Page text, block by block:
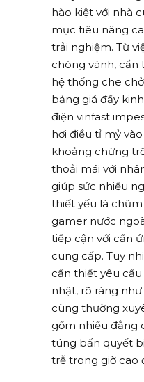
hào kiệt với nhà
mục tiêu nâng
trải nghiệm. Từ
chóng vánh, cẩn
hệ thống che
bảng giá đầy
điện vinfast
hơi điều tỉ mỷ
khoảng chừng
thoải mái với
giúp sức nhiều
thiết yếu là
gamer nước
tiếp cận với cần
cung cấp. Tuy
cần thiết yêu
nhật, rõ ràng
cùng thường
gồm nhiều đẳng
túng bấn quyết
trễ trong giờ cao